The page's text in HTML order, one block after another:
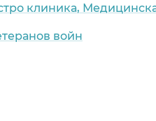
клиника,
войн